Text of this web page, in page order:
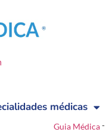
médicas
Guia Médica-